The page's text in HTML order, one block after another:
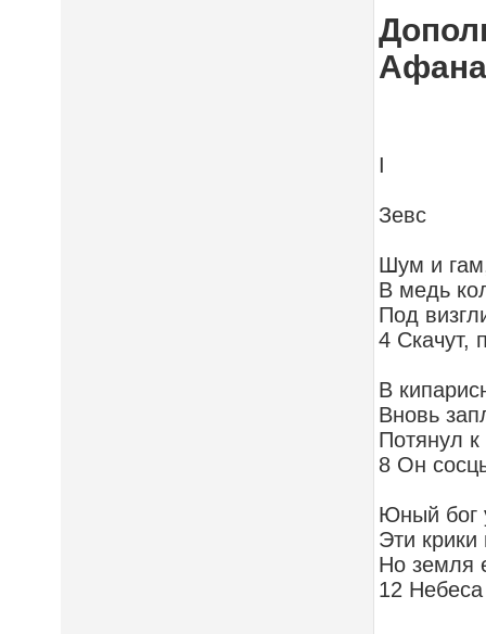
I
Зевс
Шум и
В медь
Под
4 Скачут,
В
Вновь
Потянул к
8 Он
Юный бог
Эти
Но земля
12